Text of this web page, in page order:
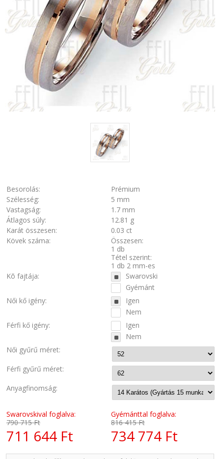
Besorolás:
Prémium
Szélesség:
5 mm
Vastagság:
1.7 mm
Átlagos súly:
12.81 g
Karát összesen:
0.03 ct
Kövek száma:
Összesen:
1 db
Tétel szerint:
1 db 2 mm-es
Kõ fajtája:
Swarovski
Gyémánt
Női kő igény:
Igen
Nem
Férfi kő igény:
Igen
Nem
Női gyűrű méret:
Férfi gyűrű méret:
Anyagfinomság:
Swarovskival foglalva:
790 715 Ft
711 644 Ft
Gyémánttal foglalva:
816 415 Ft
734 774 Ft